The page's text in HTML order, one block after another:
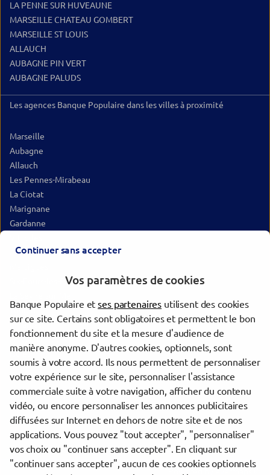
LA PENNE SUR HUVEAUNE
MARSEILLE CHATEAU GOMBERT
MARSEILLE ST LOUIS
ALLAUCH
AUBAGNE PIN VERT
AUBAGNE PALUDS
Les agences Banque Populaire dans les villes à proximité
Marseille
Aubagne
Allauch
Les Pennes-Mirabeau
La Ciotat
Marignane
Gardanne
Aix-en-Provence
Six-Fours-les-Plages
Toulon
Miramas
La Valette-du-Var
Istres
Trouver une agence Banque Populaire
Bouches-du-Rhône
Marseille 9e Arrondissement
MARSEILLE MAZARGUES
evermaps ©
Continuer sans accepter
Vos paramètres de cookies
Banque Populaire etses partenaires utilisent des cookies
sur ce site. Certains sont obligatoires et permettent le bon
fonctionnement du site et la mesure d'audience de
manière anonyme. D'autres cookies, optionnels, sont
soumis à votre accord. Ils nous permettent de personnaliser
votre expérience sur le site, personnaliser l'assistance
commerciale suite à votre navigation, afficher du contenu
vidéo, ou encore personnaliser les annonces publicitaires
diffusées sur Internet en dehors de notre site et de nos
applications. Vous pouvez "tout accepter", "personnaliser"
vos choix ou "continuer sans accepter". En cliquant sur
"continuer sans accepter", aucun de ces cookies optionnels